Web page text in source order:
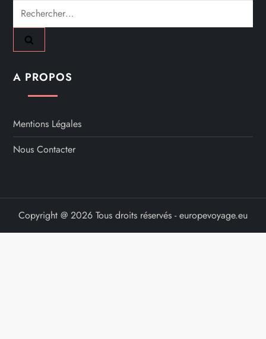
Rechercher :
A PROPOS
Mentions Légales
Nous Contacter
Copyright @ 2026 Tous droits réservés - europevoyage.eu